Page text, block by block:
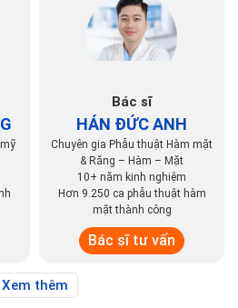
Bác sĩ
HÁN ĐỨC ANH
Chuyên gia Phẫu thuật Hàm mặt
& Răng – Hàm – Mặt
10+ năm kinh nghiệm
Hơn 9.250 ca phẫu thuật hàm
mặt thành công
Bác sĩ tư vấn
Xem thêm